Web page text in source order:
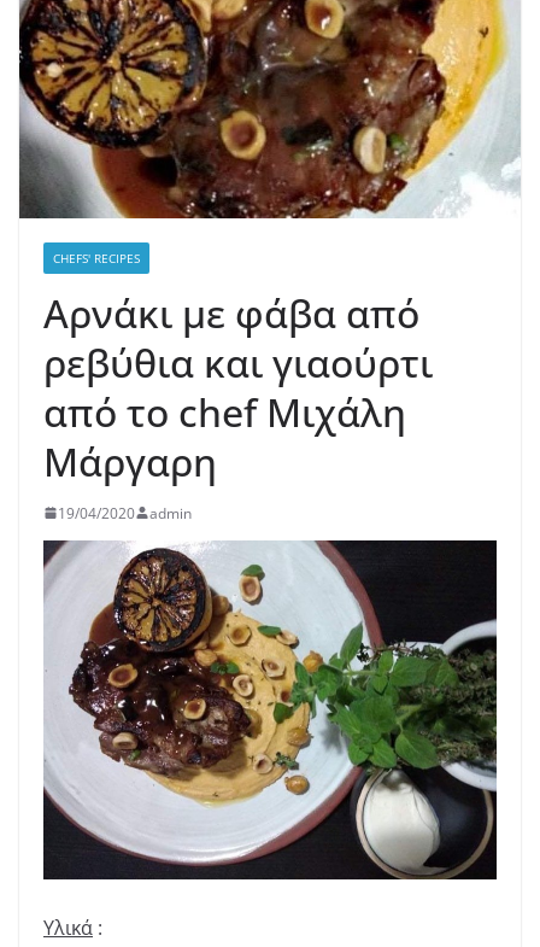
CHEFS' RECIPES
Αρνάκι με φάβα από
ρεβύθια και γιαούρτι
από το chef Μιχάλη
Μάργαρη
19/04/2020 admin
Υλικά :